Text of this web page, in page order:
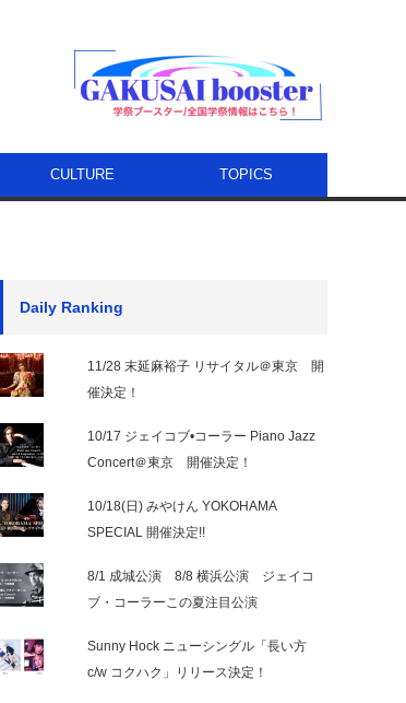
CULTURE TOPICS
Daily Ranking
11/28 末延麻裕子 リサイタル＠東京 開
催決定！
10/17 ジェイコブ•コーラー Piano Jazz
Concert＠東京 開催決定！
10/18(日) みやけん YOKOHAMA
SPECIAL 開催決定!!
8/1 成城公演 8/8 横浜公演 ジェイコ
ブ・コーラーこの夏注目公演
Sunny Hock ニューシングル「長い方
c/w コクハク」リリース決定！